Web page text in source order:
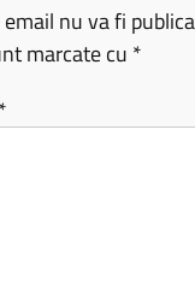
nu va fi
marcate cu *
*